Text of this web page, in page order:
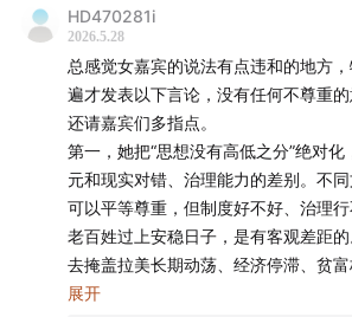
HD470281i
2026.5.28
总感觉女嘉宾的说法有点违和的地方
遍才发表以下言论，没有任何不尊重
还请嘉宾们多指点。
第一，她把“思想没有高低之分”绝对
元和现实对错、治理能力的差别。不
可以平等尊重，但制度好不好、治理
老百姓过上安稳日子，是有客观差距的
去掩盖拉美长期动荡、经济停滞、贫富
第二，她自己就是典型的绩优主义（
展开